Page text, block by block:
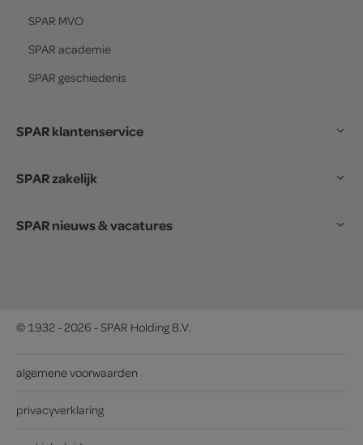
SPAR MVO
SPAR academie
SPAR geschiedenis
SPAR klantenservice
SPAR zakelijk
SPAR nieuws & vacatures
© 1932 - 2026 - SPAR Holding B.V.
algemene voorwaarden
privacyverklaring